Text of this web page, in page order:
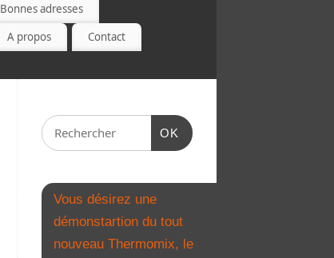
Bonnes adresses
A propos
Contact
OK
Vous désirez une
démonstartion du tout
nouveau Thermomix, le